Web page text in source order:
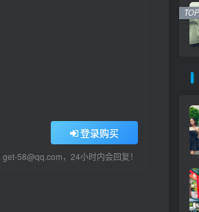
登录购买
58@qq.com，24小时内会回复！